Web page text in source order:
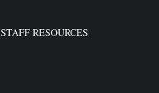
STAFF RESOURCES